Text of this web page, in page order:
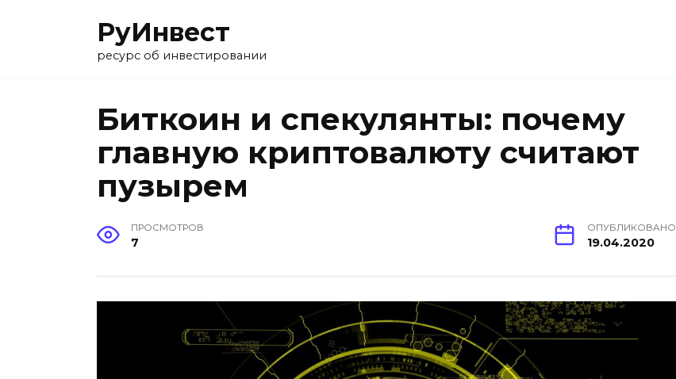
РуИнвест
ресурс об инвестировании
Биткоин и спекулянты: почему
главную криптовалюту считают
пузырем
ПРОСМОТРОВ
7
ОПУБЛИКОВАНО
19.04.2020